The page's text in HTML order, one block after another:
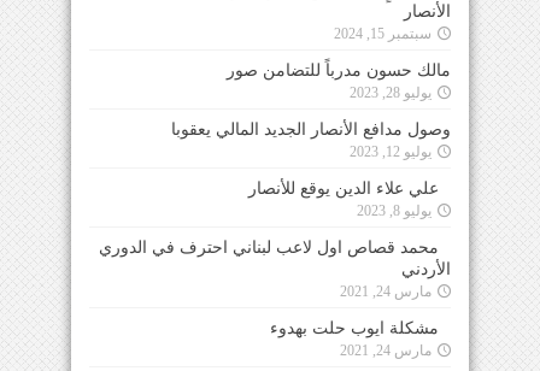
الأنصار
سبتمبر 15, 2024
مالك حسون مدرباً للتضامن صور
يوليو 28, 2023
وصول مدافع الأنصار الجديد المالي يعقوبا
يوليو 12, 2023
علي علاء الدين يوقع للأنصار
يوليو 8, 2023
محمد قصاص اول لاعب لبناني احترف في الدوري
الأردني
مارس 24, 2021
مشكلة ايوب حلت بهدوء
مارس 24, 2021